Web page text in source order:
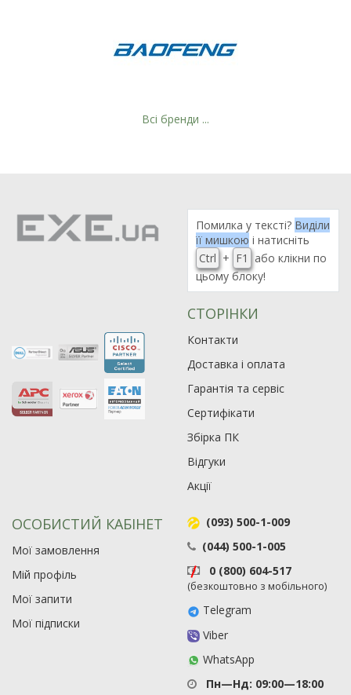
Рейтинг EXE.ua:4.6
974
Всі бренди ...
Помилка у тексті? Виділи
її мишкою і натисніть
Ctrl + F1
або клікни по
цьому блоку!
СТОРІНКИ
Контакти
Доставка і оплата
Гарантія та сервіс
Сертифікати
Збірка ПК
Відгуки
Акції
ОСОБИСТИЙ КАБІНЕТ
Мої замовлення
Мій профіль
Мої запити
Мої підписки
(093) 500-1-009
(044) 500-1-005
0 (800) 604-517
(безкоштовно з мобільного)
Telegram
Viber
WhatsApp
Пн—Нд: 09:00—18:00